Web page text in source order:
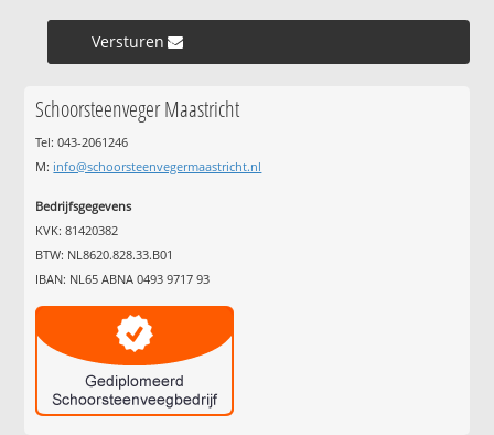
Versturen »
Schoorsteenveger Maastricht
Tel: 043-2061246
M: info@schoorsteenvegermaastricht.nl
Bedrijfsgegevens
KVK: 81420382
BTW: NL8620.828.33.B01
IBAN: NL65 ABNA 0493 9717 93